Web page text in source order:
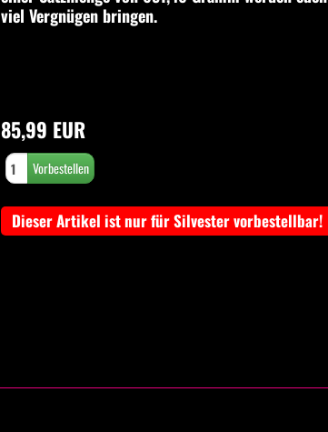
viel Vergnügen bringen.
85,99 EUR
Dieser Artikel ist nur für Silvester vorbestellbar!